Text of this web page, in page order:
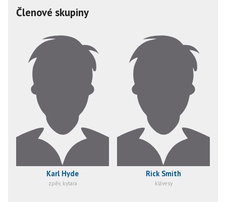
Členové skupiny
Karl Hyde
zpěv, kytara
Rick Smith
klávesy